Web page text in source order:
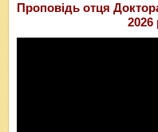
Проповідь отця
2026